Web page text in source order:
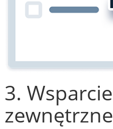
3. Wsparcie
zewnętrzne